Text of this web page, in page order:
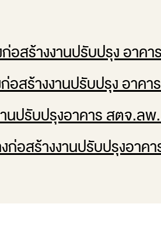
ก่อสร้างงานปรับปรุง อา
ก่อสร้างงานปรับปรุง อาค
นปรับปรุงอาคาร สตจ.ล
งก่อสร้างงานปรับปรุงอา